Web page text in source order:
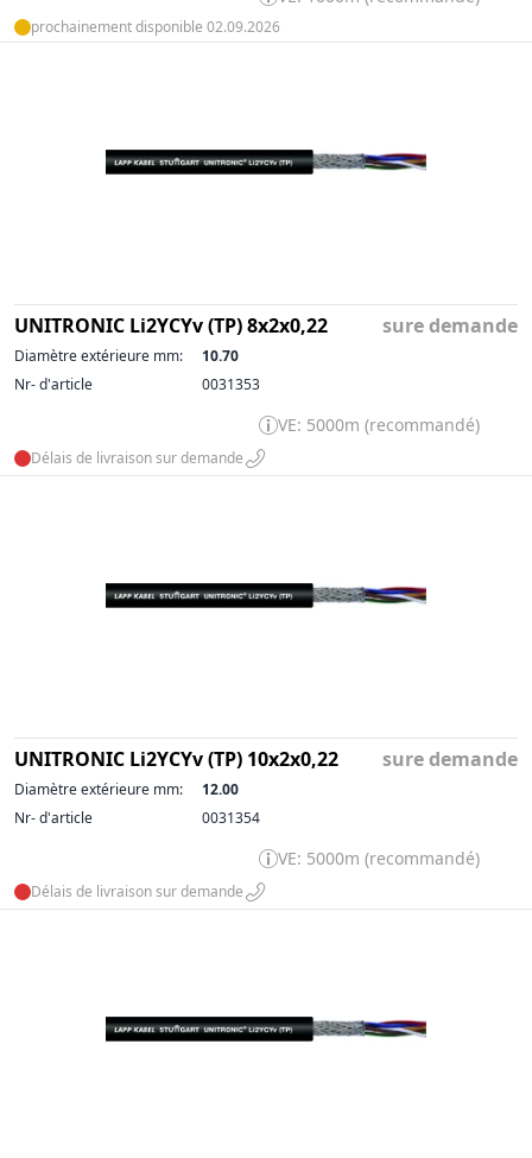
prochainement disponible 02.09.2026
UNITRONIC Li2YCYv (TP) 8x2x0,22 sure demande
Diamètre extérieure mm:
10.70
Nr- d'article
0031353
VE: 5000m (recommandé)
Délais de livraison sur demande
UNITRONIC Li2YCYv (TP) 10x2x0,22 sure demande
Diamètre extérieure mm:
12.00
Nr- d'article
0031354
VE: 5000m (recommandé)
Délais de livraison sur demande